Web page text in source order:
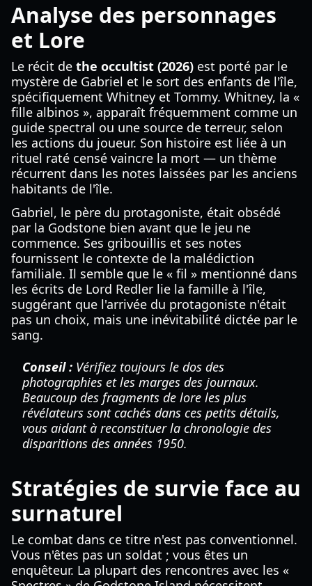
Analyse des personnages
et Lore
Le récit de the occultist (2026) est porté par le
mystère de Gabriel et le sort des enfants de l'île,
spécifiquement Whitney et Tommy. Whitney, la «
fille albinos », apparaît fréquemment comme un
guide spectral ou une source de terreur, selon
les actions du joueur. Son histoire est liée à un
rituel raté censé vaincre la mort — un thème
récurrent dans les notes laissées par les anciens
habitants de l'île.
Gabriel, le père du protagoniste, était obsédé
par la Godstone bien avant que le jeu ne
commence. Ses gribouillis et ses notes
fournissent le contexte de la malédiction
familiale. Il semble que le « fil » mentionné dans
les écrits de Lord Redler lie la famille à l'île,
suggérant que l'arrivée du protagoniste n'était
pas un choix, mais une inévitabilité dictée par le
sang.
Conseil : Vérifiez toujours le dos des
photographies et les marges des journaux.
Beaucoup des fragments de lore les plus
révélateurs sont cachés dans ces petits détails,
vous aidant à reconstituer la chronologie des
disparitions des années 1950.
Stratégies de survie face au
surnaturel
Le combat dans ce titre n'est pas conventionnel.
Vous n'êtes pas un soldat ; vous êtes un
enquêteur. La plupart des rencontres avec les «